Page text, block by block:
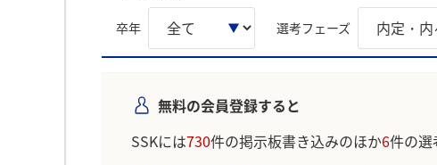
卒年 選考フェーズ
無料の会員登録すると
SSKには730件の掲示板書き込みのほか6件の選